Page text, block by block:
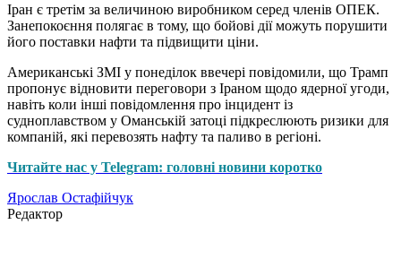
Іран є третім за величиною виробником серед членів ОПЕК.
Занепокоєння полягає в тому, що бойові дії можуть порушити
його поставки нафти та підвищити ціни.
Американські ЗМІ у понеділок ввечері повідомили, що Трамп
пропонує відновити переговори з Іраном щодо ядерної угоди,
навіть коли інші повідомлення про інцидент із
судноплавством у Оманській затоці підкреслюють ризики для
компаній, які перевозять нафту та паливо в регіоні.
Читайте нас у Telegram: головні новини коротко
Ярослав Остафійчук
Редактор